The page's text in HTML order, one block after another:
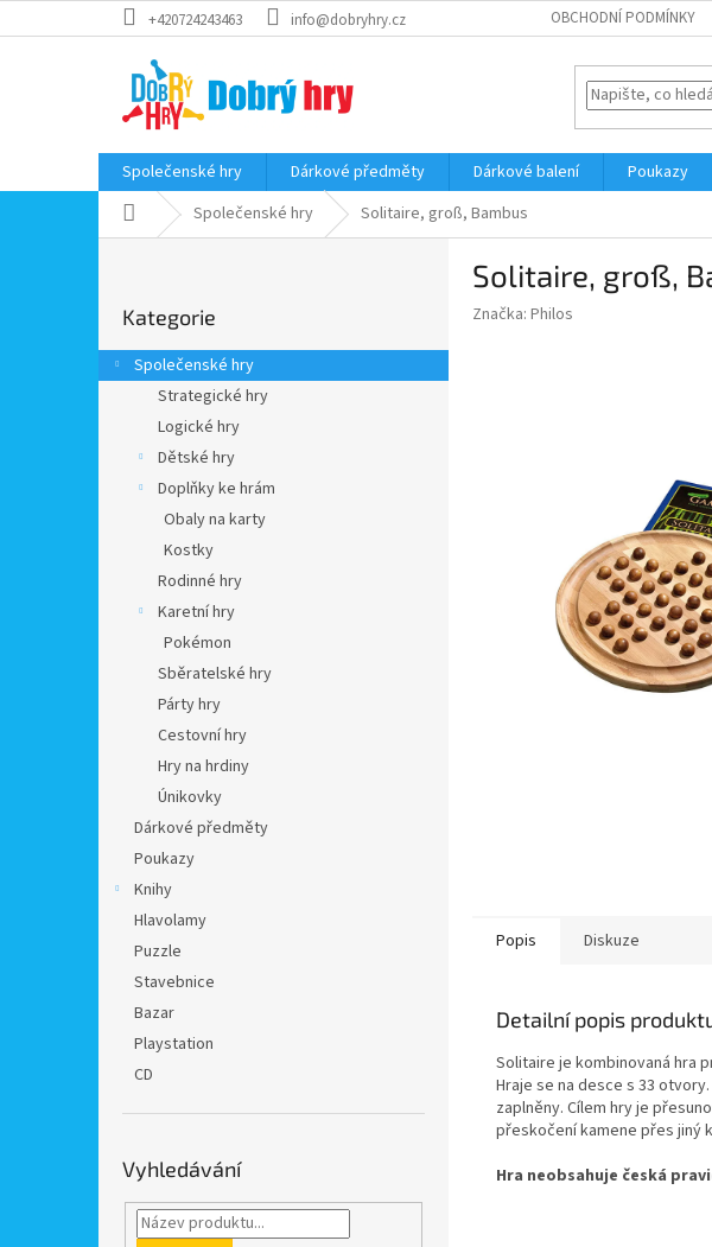
na
+420724243463 info@dobryhry.cz OBCHODNÍ PODMÍNKY
Společenské hry Dárkové předměty Dárkové balení Poukazy
Domů Společenské hry Solitaire, groß, Bambus
r
a
kategorie
Kategorie
Společenské hry
Strategické hry
Logické hry
Dětské hry
Doplňky ke hrám
Obaly na karty
Kostky
Rodinné hry
Karetní hry
Pokémon
Sběratelské hry
Párty hry
Cestovní hry
Hry na hrdiny
Únikovky
Dárkové předměty
Poukazy
Knihy
Hlavolamy
Puzzle
Stavebnice
Bazar
Playstation
CD
Vyhledávání
Solitaire, groß,
Značka: Philos
Popis Diskuze
Detailní popis
Solitaire je kombinovaná hra
Hraje se na desce s 33
zaplněny. Cílem hry je
přeskočení kamene přes jiný
Hra neobsahuje česká